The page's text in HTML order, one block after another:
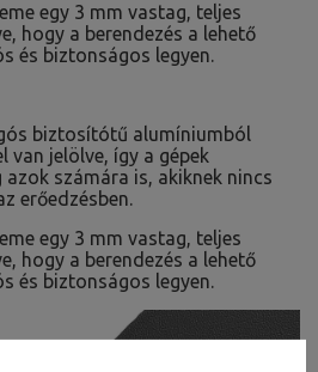
egy 3 mm vastag, teljes
hogy a berendezés a lehető
és biztonságos legyen.
biztosítótű alumíniumból
van jelölve, így a gépek
számára is, akiknek nincs
erőedzésben.
egy 3 mm vastag, teljes
hogy a berendezés a lehető
és biztonságos legyen.